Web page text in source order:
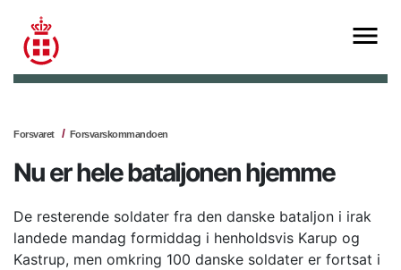
Forsvaret Forsvarskommandoen
Nu er hele bataljonen hjemme
De resterende soldater fra den danske bataljon i irak
landede mandag formiddag i henholdsvis Karup og
Kastrup, men omkring 100 danske soldater er fortsat i